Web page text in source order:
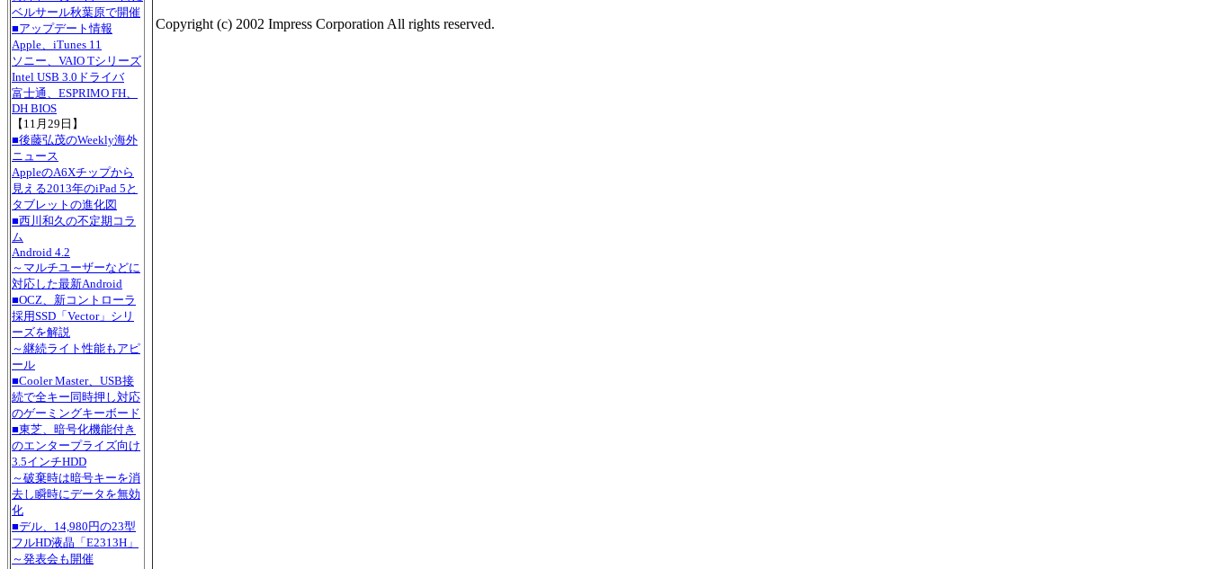
ベルサール秋葉原で開催
■アップデート情報
Apple、iTunes 11
ソニー、VAIO Tシリーズ
Intel USB 3.0ドライバ
富士通、ESPRIMO FH、
DH BIOS
【11月29日】
■後藤弘茂のWeekly海外
ニュース
AppleのA6Xチップから
見える2013年のiPad 5と
タブレットの進化図
■西川和久の不定期コラ
ム
Android 4.2
～マルチユーザーなどに
対応した最新Android
■OCZ、新コントローラ
採用SSD「Vector」シリ
ーズを解説
～継続ライト性能もアピ
ール
■Cooler Master、USB接
続で全キー同時押し対応
のゲーミングキーボード
■東芝、暗号化機能付き
のエンタープライズ向け
3.5インチHDD
～破棄時は暗号キーを消
去し瞬時にデータを無効
化
■デル、14,980円の23型
フルHD液晶「E2313H」
～発表会も開催
Copyright (c) 2002 Impress Corporation All rights reserved.